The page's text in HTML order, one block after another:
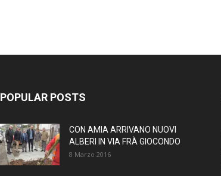
POPULAR POSTS
CON AMIA ARRIVANO NUOVI
ALBERI IN VIA FRÀ GIOCONDO
8 Marzo 2016